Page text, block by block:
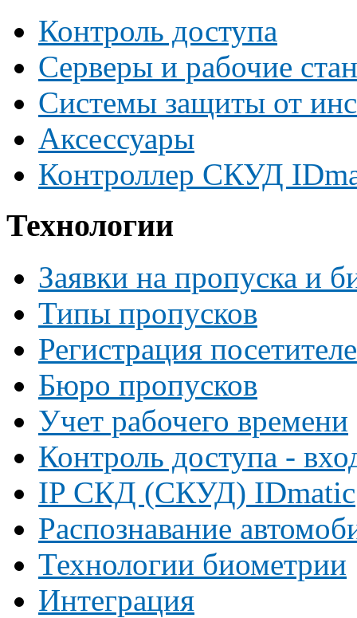
Контроль доступа
Серверы и рабочие
Системы защиты от
Аксессуары
Контроллер СКУД
Технологии
Заявки на пропуска и
Типы пропусков
Регистрация
Бюро пропусков
Учет рабочего времени
Контроль доступа -
IP СКД (СКУД) IDmatic
Распознавание
Технологии биометрии
Интеграция